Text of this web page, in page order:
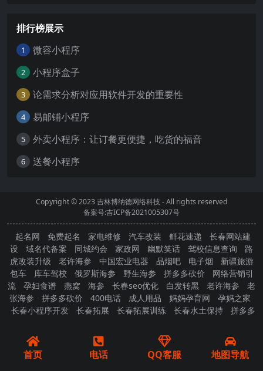
排行榜展示
1 微容小程序
2 小程序盒子
3 论需求分析对应用软件开发的重要性
4 易邮铺小程序
5 外卖小程序：让订餐更便捷，吃货的福音
6 送餐小程序
Copyright © 2023吉林博纳德网络科技- All rights reserved
备案号:吉ICP备2021005307号
起名网 免费起名 家电维修 汽车改装 鲜花速递
长春网站建
设
域名代备案 同城约会 家政网 幽默笑话 驾校信息查询
路
虎改装升级
老许海参 中国宏业电器 品烟吧 电子烟
新疆旅游
包车
库车驾校 俄罗斯海参 野生海参 拼多多砍价
网络营销引
流
孕妇食谱 燕窝 海参 长春seo优化 白发转黑 老许海参
老
张海参
拼多多砍价 400电话 成人用品 妈妈孕育网
孕妈之家
长春小程序开发
长春拓展 长春拓展训练 长春水土保持
拼多多
首页 电话 QQ客服 地图导航